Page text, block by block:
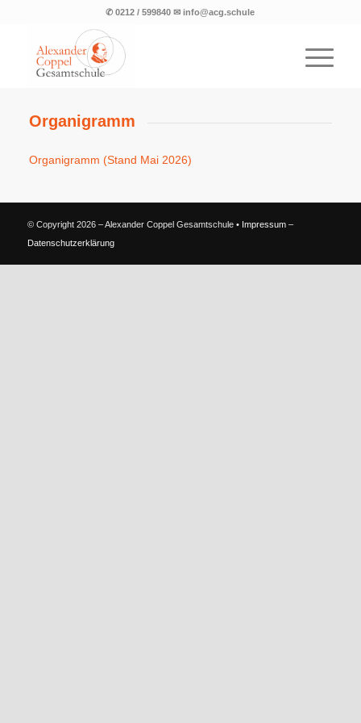
✆ 0212 / 599840 ✉ info@acg.schule
Organigramm
Organigramm (Stand Mai 2026)
© Copyright 2026 – Alexander Coppel Gesamtschule • Impressum–
Datenschutzerklärung